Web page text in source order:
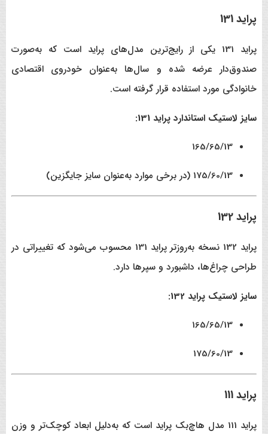
پراید 131
پراید 131 یکی از رایج‌ترین مدل‌های پراید است که به‌صورت
صندوق‌دار عرضه شده و سال‌ها به‌عنوان خودروی اقتصادی
خانوادگی مورد استفاده قرار گرفته است.
سایز لاستیک استاندارد پراید 131:
165/65/13
175/60/13 (در برخی موارد به‌عنوان سایز جایگزین)
پراید 132
پراید 132 نسخه به‌روزتر پراید 131 محسوب می‌شود که تغییراتی در
طراحی چراغ‌ها، داشبورد و سپرها دارد.
سایز لاستیک پراید 132:
165/65/13
175/60/13
پراید 111
پراید 111 مدل هاچ‌بک پراید است که به‌دلیل ابعاد کوچک‌تر و وزن